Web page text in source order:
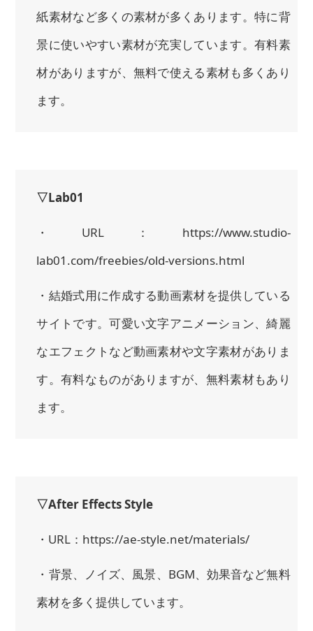
紙素材など多くの素材が多くあります。特に背
景に使いやすい素材が充実しています。有料素
材がありますが、無料で使える素材も多くあり
ます。
▽Lab01
・URL：https://www.studio-
lab01.com/freebies/old-versions.html
・結婚式用に作成する動画素材を提供している
サイトです。可愛い文字アニメーション、綺麗
なエフェクトなど動画素材や文字素材がありま
す。有料なものがありますが、無料素材もあり
ます。
▽After Effects Style
・URL：https://ae-style.net/materials/
・背景、ノイズ、風景、BGM、効果音など無料
素材を多く提供しています。